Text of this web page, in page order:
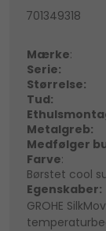
701349318
Mærke:
Serie:
Størrelse:
Tud:
Metalgreb:
Medfølger
Farve:
Børstet cool
Egenskaber:
GROHE